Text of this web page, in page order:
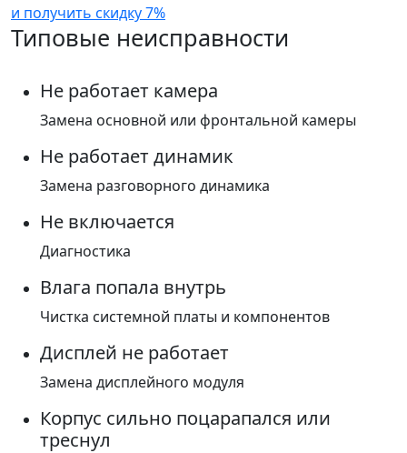
и получить скидку 7%
Типовые неисправности
Не работает камера
Замена основной или фронтальной камеры
Не работает динамик
Замена разговорного динамика
Не включается
Диагностика
Влага попала внутрь
Чистка системной платы и компонентов
Дисплей не работает
Замена дисплейного модуля
Корпус сильно поцарапался или
треснул